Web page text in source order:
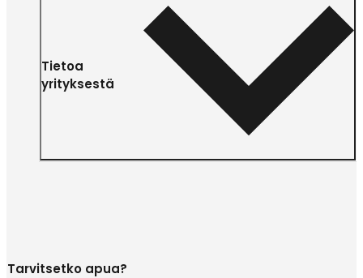
Tietoa
yrityksestä
Tarvitsetko apua?